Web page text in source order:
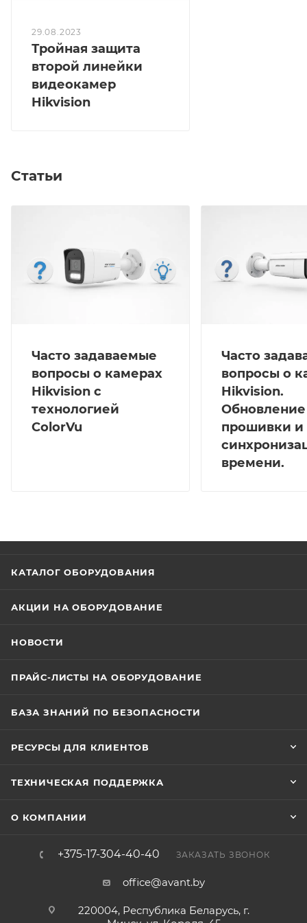
29.08.2023
Тройная защита
второй линейки
видеокамер
Hikvision
Статьи
Часто задаваемые
вопросы о камерах
Hikvision с
технологией
ColorVu
Часто
вопросы о
Hikvision.
Обновление
прошивки и
времени.
КАТАЛОГ ОБОРУДОВАНИЯ
АКЦИИ НА ОБОРУДОВАНИЕ
НОВОСТИ
ПРАЙС-ЛИСТЫ НА ОБОРУДОВАНИЕ
БАЗА ЗНАНИЙ ПО БЕЗОПАСНОСТИ
РЕСУРСЫ ДЛЯ КЛИЕНТОВ
ТЕХНИЧЕСКАЯ ПОДДЕРЖКА
О КОМПАНИИ
+375-17-304-40-40 ЗАКАЗАТЬ ЗВОНОК
office@avant.by
220004, Республика Беларусь, г.